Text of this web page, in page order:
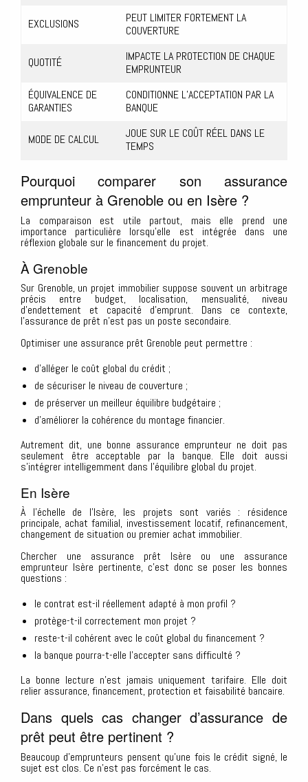
EXCLUSIONS
PEUT LIMITER FORTEMENT LA
COUVERTURE
QUOTITÉ
IMPACTE LA PROTECTION DE CHAQUE
EMPRUNTEUR
ÉQUIVALENCE DE
GARANTIES
CONDITIONNE L’ACCEPTATION PAR LA
BANQUE
MODE DE CALCUL
JOUE SUR LE COÛT RÉEL DANS LE
TEMPS
Pourquoi comparer son assurance
emprunteur à Grenoble ou en Isère ?
La comparaison est utile partout, mais elle prend une
importance particulière lorsqu’elle est intégrée dans une
réflexion globale sur le financement du projet.
À Grenoble
Sur Grenoble, un projet immobilier suppose souvent un arbitrage
précis entre budget, localisation, mensualité, niveau
d’endettement et capacité d’emprunt. Dans ce contexte,
l’assurance de prêt n’est pas un poste secondaire.
Optimiser une assurance prêt Grenoble peut permettre :
d’alléger le coût global du crédit ;
de sécuriser le niveau de couverture ;
de préserver un meilleur équilibre budgétaire ;
d’améliorer la cohérence du montage financier.
Autrement dit, une bonne assurance emprunteur ne doit pas
seulement être acceptable par la banque. Elle doit aussi
s’intégrer intelligemment dans l’équilibre global du projet.
En Isère
À l’échelle de l’Isère, les projets sont variés : résidence
principale, achat familial, investissement locatif, refinancement,
changement de situation ou premier achat immobilier.
Chercher une assurance prêt Isère ou une assurance
emprunteur Isère pertinente, c’est donc se poser les bonnes
questions :
le contrat est-il réellement adapté à mon profil ?
protège-t-il correctement mon projet ?
reste-t-il cohérent avec le coût global du financement ?
la banque pourra-t-elle l’accepter sans difficulté ?
La bonne lecture n’est jamais uniquement tarifaire. Elle doit
relier assurance, financement, protection et faisabilité bancaire.
Dans quels cas changer d’assurance de
prêt peut être pertinent ?
Beaucoup d’emprunteurs pensent qu’une fois le crédit signé, le
sujet est clos. Ce n’est pas forcément le cas.